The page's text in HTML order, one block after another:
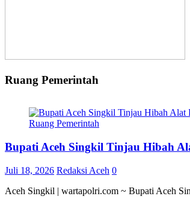
Ruang Pemerintah
Ruang Pemerintah
Bupati Aceh Singkil Tinjau Hibah
Juli 18, 2026 Redaksi Aceh 0
Aceh Singkil | wartapolri.com ~ Bupati Aceh